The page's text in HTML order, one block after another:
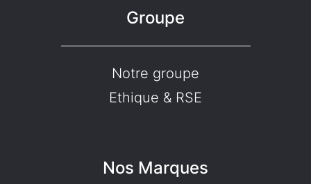
Groupe
Notre groupe
Ethique & RSE
Nos Marques